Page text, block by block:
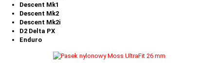
Descent Mk1
Descent Mk2
Descent Mk2i
D2 Delta PX
Enduro